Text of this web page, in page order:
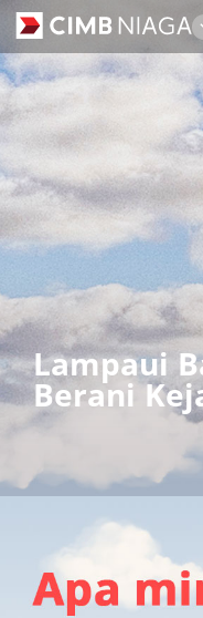
Personal
Lampaui
Berani